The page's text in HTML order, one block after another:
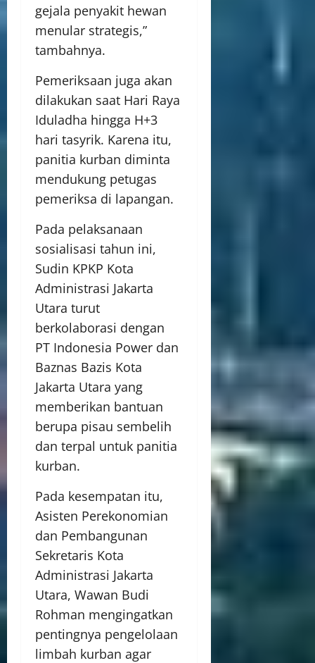
gejala penyakit hewan
menular strategis,”
tambahnya.
Pemeriksaan juga akan
dilakukan saat Hari Raya
Iduladha hingga H+3
hari tasyrik. Karena itu,
panitia kurban diminta
mendukung petugas
pemeriksa di lapangan.
Pada pelaksanaan
sosialisasi tahun ini,
Sudin KPKP Kota
Administrasi Jakarta
Utara turut
berkolaborasi dengan
PT Indonesia Power dan
Baznas Bazis Kota
Jakarta Utara yang
memberikan bantuan
berupa pisau sembelih
dan terpal untuk panitia
kurban.
Pada kesempatan itu,
Asisten Perekonomian
dan Pembangunan
Sekretaris Kota
Administrasi Jakarta
Utara, Wawan Budi
Rohman mengingatkan
pentingnya pengelolaan
limbah kurban agar